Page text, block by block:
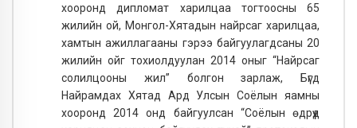
хооронд дипломат харилцаа тогтоосны 65
жилийн ой, Монгол-Хятадын найрсаг харилцаа,
хамтын ажиллагааны гэрээ байгуулагдсаны 20
жилийн ойг тохиолдуулан 2014 оныг “Найрсаг
солилцооны жил” болгон зарлаж, Бүгд
Найрамдах Хятад Ард Улсын Соёлын яамны
хооронд 2014 онд байгуулсан “Соёлын өдрүүд